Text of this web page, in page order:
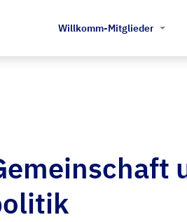
Willkomm-Mitglieder